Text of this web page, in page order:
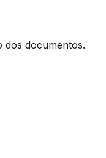
dos documentos.